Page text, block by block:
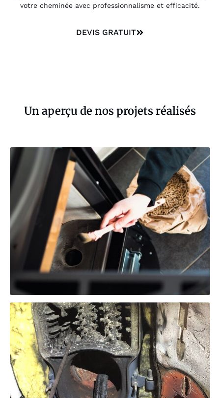
votre cheminée avec professionnalisme et efficacité.
DEVIS GRATUIT
Un aperçu de nos projets réalisés